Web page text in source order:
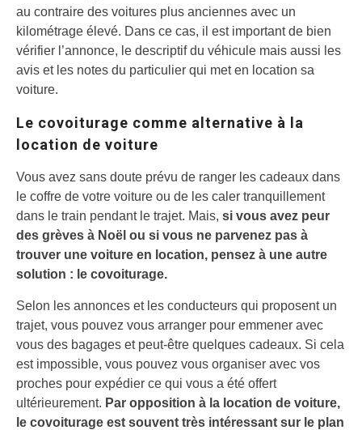
au contraire des voitures plus anciennes avec un
kilométrage élevé. Dans ce cas, il est important de bien
vérifier l’annonce, le descriptif du véhicule mais aussi les
avis et les notes du particulier qui met en location sa
voiture.
Le covoiturage comme alternative à la
location de voiture
Vous avez sans doute prévu de ranger les cadeaux dans
le coffre de votre voiture ou de les caler tranquillement
dans le train pendant le trajet. Mais, si vous avez peur
des grèves à Noël ou si vous ne parvenez pas à
trouver une voiture en location, pensez à une autre
solution : le covoiturage.
Selon les annonces et les conducteurs qui proposent un
trajet, vous pouvez vous arranger pour emmener avec
vous des bagages et peut-être quelques cadeaux. Si cela
est impossible, vous pouvez vous organiser avec vos
proches pour expédier ce qui vous a été offert
ultérieurement. Par opposition à la location de voiture,
le covoiturage est souvent très intéressant sur le plan